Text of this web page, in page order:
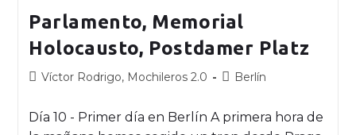
Parlamento, Memorial
Holocausto, Postdamer Platz
Víctor Rodrigo, Mochileros 2.0 Berlín
Día 10 - Primer día en Berlín A primera hora de